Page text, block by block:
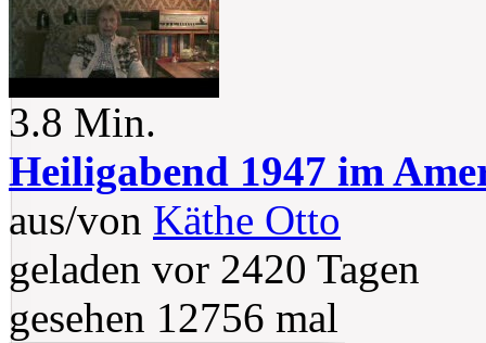
3.8 Min.
Heiligabend 1947 im
aus/von Käthe Otto
geladen vor 2420 Tagen
gesehen 12756 mal